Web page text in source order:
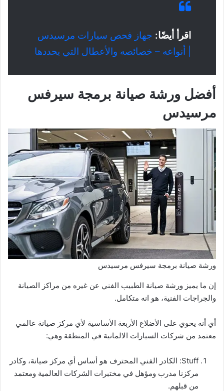
اقرأ أيضًا: جهاز فحص سيارات مرسيدس
| أنواعه – خصائصه والأعطال التي يحددها
أفضل ورشة صيانة برمجة سيرفس
مرسيدس
ورشة صيانة برمجة سيرفس مرسيدس
إن ما يميز ورشة صيانة الطبيب الفني عن غيره من مراكز الصيانة
والجراجات الفنية، هو انه متكامل.
أي أنه يحوي على الأضلاع الأربعة الأساسية لأي مركز صيانة عالمي
معتمد من شركات السيارات الالمانية في المنطقة وهي:
Stuff: الكادر الفني المحترف هو أساس أي مركز صيانة، وكادر
مركزنا مدرب ومؤهل في مختبرات الشركات العالمية ومعتمد
من قبلهم.